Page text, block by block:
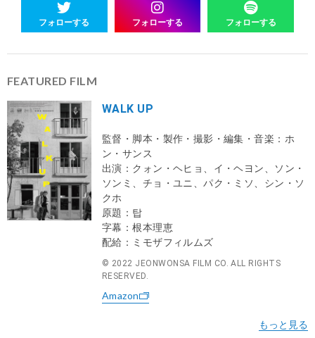
フォローする フォローする フォローする
FEATURED FILM
WALK UP
監督・脚本・製作・撮影・編集・音楽：ホ
ン・サンス
出演：クォン・ヘヒョ、イ・ヘヨン、ソン・
ソンミ、チョ・ユニ、パク・ミソ、シン・ソ
クホ
原題：탑
字幕：根本理恵
配給：ミモザフィルムズ
© 2022 JEONWONSA FILM CO. ALL RIGHTS
RESERVED.
Amazon